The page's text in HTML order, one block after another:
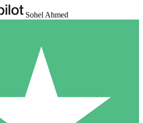
Sohel Ahmed